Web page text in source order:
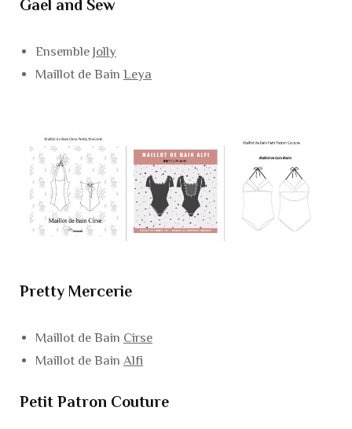
Gael and Sew
Ensemble Jolly
Maillot de Bain Leya
Pretty Mercerie
Maillot de Bain Cirse
Maillot de Bain Alfi
Petit Patron Couture